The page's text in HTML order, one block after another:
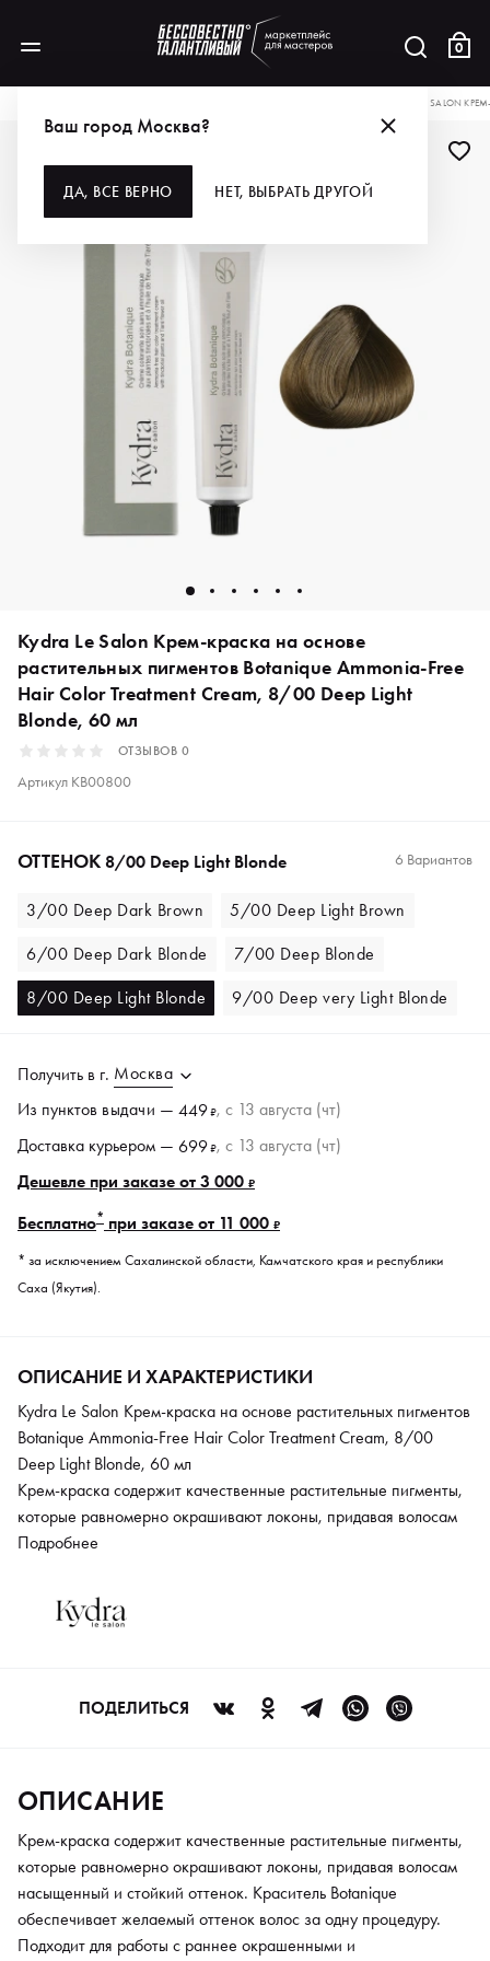
0
Ваш город Москва?
ДА, ВСЕ ВЕРНО НЕТ, ВЫБРАТЬ ДРУГОЙ
KYDRA LE SALON
Kydra Le Salon Крем-краска на основе
растительных пигментов Botanique Ammonia-Free
Hair Color Treatment Cream, 8/00 Deep Light
Blonde, 60 мл
ОТЗЫВОВ 0
Артикул KB00800
ОТТЕНОК8/00 Deep Light Blonde 6 Вариантов
3/00 Deep Dark Brown
5/00 Deep Light Brown
6/00 Deep Dark Blonde
7/00 Deep Blonde
8/00 Deep Light Blonde
9/00 Deep very Light Blonde
Получить в г. Москва
Из пунктов выдачи — 449₽, c 13 августа (чт)
Доставка курьером — 699₽, c 13 августа (чт)
Дешевле при заказе от 3 000 ₽
Бесплатно* при заказе от 11 000 ₽
* за исключением Сахалинской области, Камчатского края и республики
Саха (Якутия).
ОПИСАНИЕ И ХАРАКТЕРИСТИКИ
Kydra Le Salon Крем-краска на основе растительных пигментов
Botanique Ammonia-Free Hair Color Treatment Cream, 8/00
Deep Light Blonde, 60 мл
Крем-краска содержит качественные растительные пигменты,
которые равномерно окрашивают локоны, придавая волосам
насыщенный и стойкий оттенок. Краситель Botanique
Подходит для работы с раннее окрашенными и
обесцвеченными прядями. Отлично окрашивает седину и
Подробнее
ПОДЕЛИТЬСЯ
ОПИСАНИЕ
Крем-краска содержит качественные растительные пигменты,
которые равномерно окрашивают локоны, придавая волосам
насыщенный и стойкий оттенок. Краситель Botanique
обеспечивает желаемый оттенок волос за одну процедуру.
Подходит для работы с раннее окрашенными и